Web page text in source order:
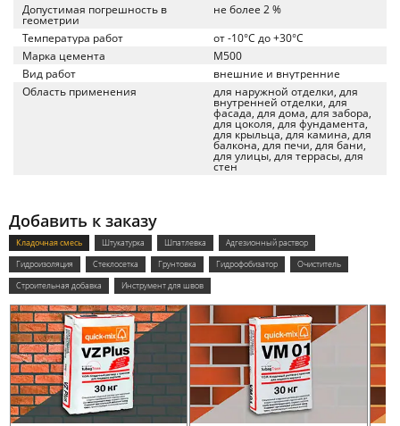
Допустимая погрешность в
геометрии
не более 2 %
Температура работ
от -10°C до +30°C
Марка цемента
M500
Вид работ
внешние и внутренние
Область применения
для наружной отделки, для
внутренней отделки, для
фасада, для дома, для забора,
для цоколя, для фундамента,
для крыльца, для камина, для
балкона, для печи, для бани,
для улицы, для террасы, для
стен
Добавить к заказу
Кладочная смесь Штукатурка Шпатлевка
Адгезионный раствор
Гидроизоляция
Стеклосетка Грунтовка Гидрофобизатор
Очиститель
Строительная добавка
Инструмент для швов